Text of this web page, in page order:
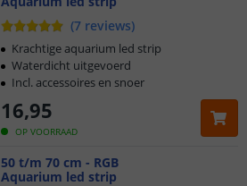
(7 reviews)
OP VOORRAAD
16,95
Krachtige aquarium led strip
Waterdicht uitgevoerd
Incl. accessoires en snoer
50 t/m 70 cm - RGB
Aquarium led strip